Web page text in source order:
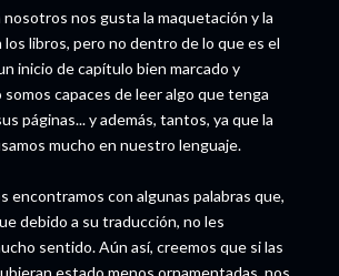
nos gusta la maquetación y la
libros, pero no dentro de lo que es el
inicio de capítulo bien marcado y
capaces de leer algo que tenga
páginas... y además, tantos, ya que la
mucho en nuestro lenguaje.
encontramos con algunas palabras que,
debido a su traducción, no les
sentido. Aún así, creemos que si las
estado menos ornamentadas, nos